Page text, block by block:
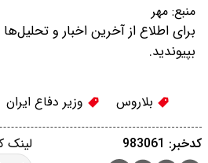
منبع: مهر
برای اطلاع از آخرین اخبار و
بپیوندید.
بلاروس وزیر دفاع ایران
لینک کدخبر: 983061